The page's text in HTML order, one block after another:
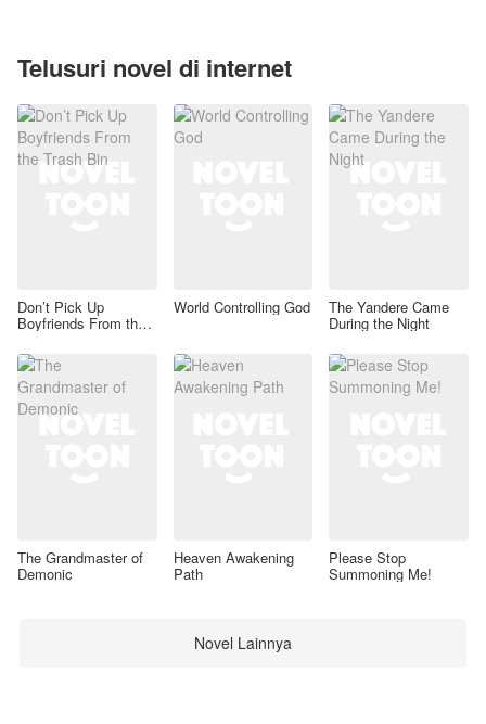
Telusuri novel di internet
Don’t Pick Up
Boyfriends From the
World Controlling God The Yandere Came
During the Night
The Grandmaster of
Demonic
Heaven Awakening
Path
Please Stop
Summoning Me!
Novel Lainnya